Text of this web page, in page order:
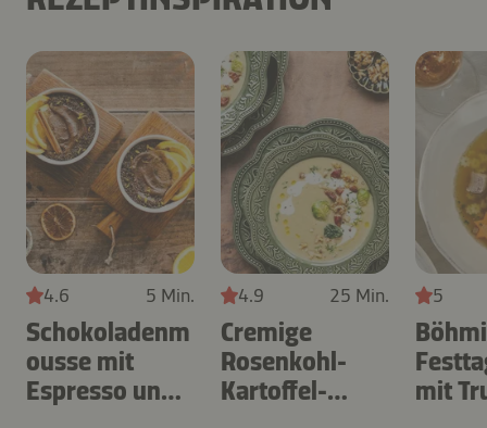
4.6 5 Min.
Schokoladenm
ousse mit
Espresso und
4.9 25 Min.
Cremige
Rosenkohl-
Kartoffel-
5
mit